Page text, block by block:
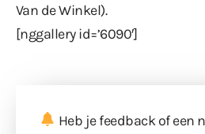
Van de Winkel).
[nggallery id=’6090′]
Heb je feedback of een